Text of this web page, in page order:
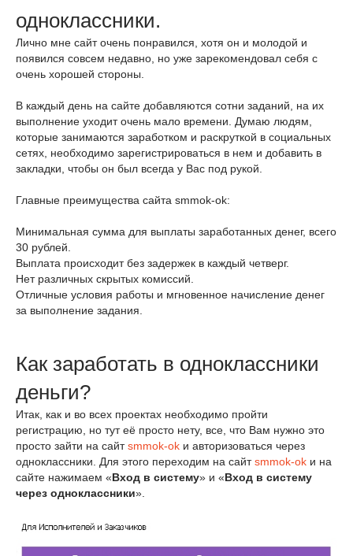
одноклассники.
Лично мне сайт очень понравился, хотя он и молодой и
появился совсем недавно, но уже зарекомендовал себя с
очень хорошей стороны.
В каждый день на сайте добавляются сотни заданий, на их
выполнение уходит очень мало времени. Думаю людям,
которые занимаются заработком и раскруткой в социальных
сетях, необходимо зарегистрироваться в нем и добавить в
закладки, чтобы он был всегда у Вас под рукой.
Главные преимущества сайта smmok-ok:
Минимальная сумма для выплаты заработанных денег, всего
30 рублей.
Выплата происходит без задержек в каждый четверг.
Нет различных скрытых комиссий.
Отличные условия работы и мгновенное начисление денег
за выполнение задания.
Как заработать в одноклассники
деньги?
Итак, как и во всех проектах необходимо пройти
регистрацию, но тут её просто нету, все, что Вам нужно это
просто зайти на сайтsmmok-ok и авторизоваться через
одноклассники. Для этого переходим на сайтsmmok-ok и на
сайте нажимаем «Вход в систему» и «Вход в систему
через одноклассники».